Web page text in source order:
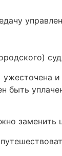
ужесточена и
заменить